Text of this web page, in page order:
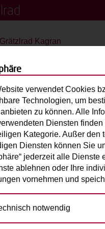
Grätzlrad Kagran
E-Antrieb
cm B: cm H: cm
& Rückgabe
Straße 44
verwendet Cookies
Technologien, um
zu können. Alle
Diensten finden
Kategorie. Außer den
Diensten können Sie
jederzeit alle Dienste
ablehnen oder Ihre
vornehmen und
notwendig